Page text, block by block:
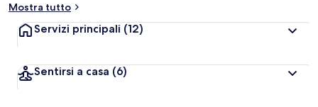
Mostra tutto
Servizi principali (12)
Sentirsi a casa (6)